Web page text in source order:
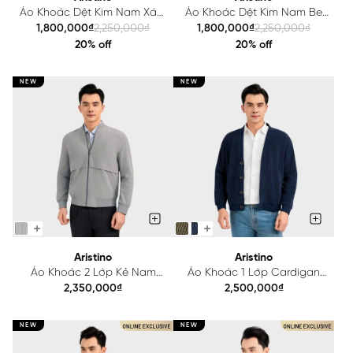
Áo Khoác Dệt Kim Nam Xám
Aristino Regular Fit
AJK001EDP01
1,800,000₫2,250,000₫
20% off
Áo Khoác Dệt Kim Nam Be
Aristino Regular Fit
AJK001EDP01
1,800,000₫2,250,000₫
20% off
NEW
Aristino
Áo Khoác 2 Lớp Kẻ Nam
Aristino Regular Fit
2,350,000₫
NEW
Aristino
Áo Khoác 1 Lớp Cardigan
Nam Regular Fit Aristino
2,500,000₫
NEW NEW